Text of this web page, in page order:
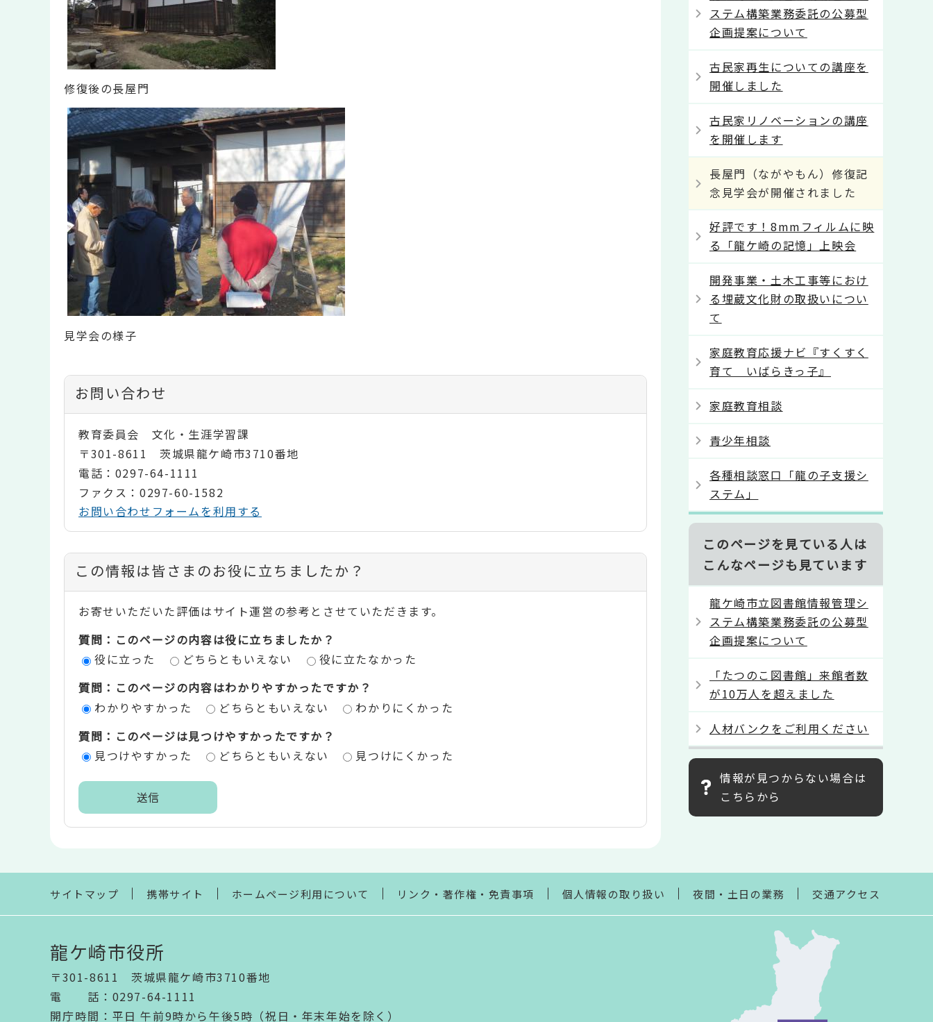
修復後の長屋門
見学会の様子
お問い合わせ
教育委員会 文化・生涯学習課
〒301-8611 茨城県龍ケ崎市3710番地
電話：0297-64-1111
ファクス：0297-60-1582
お問い合わせフォームを利用する
コ
ン
テ
ン
評
エ
この情報は皆さまのお役に立ちましたか？
お寄せいただいた評価はサイト運営の参考とさせていただきます。
質問：このページの内容は役に立ちましたか？
役に立った
どちらともいえない
役に立たなかった
質問：このページの内容はわかりやすかったですか？
わかりやすかった
どちらともいえない
わかりにくかった
質問：このページは見つけやすかったですか？
見つけやすかった
どちらともいえない 見つけにくかった
ま
ステム構築業務委託の公募型
企画提案について
古民家再生についての講座を
開催しました
古民家リノベーションの講座
を開催します
長屋門（ながやもん）修復記
念見学会が開催されました
好評です！8mmフィルムに映
る「龍ケ崎の記憶」上映会
開発事業・土木工事等におけ
る埋蔵文化財の取扱いについ
て
家庭教育応援ナビ『すくすく
育て いばらきっ子』
家庭教育相談
青少年相談
各種相談窓口「龍の子支援シ
ステム」
このページを見ている人は
こんなページも見ています
龍ケ崎市立図書館情報管理シ
ステム構築業務委託の公募型
企画提案について
「たつのこ図書館」来館者数
が10万人を超えました
人材バンクをご利用ください
情報が見つからない場合は
こちらから
サイトマップ 携帯サイト ホームページ利用について リンク・著作権・免責事項 個人情報の取り扱い 夜間・土日の業務 交通アクセス
龍ケ崎市役所
〒301-8611 茨城県龍ケ崎市3710番地
電話 ： 0297-64-1111
開庁時間 ： 平日 午前9時から午後5時（祝日・年末年始を除く）